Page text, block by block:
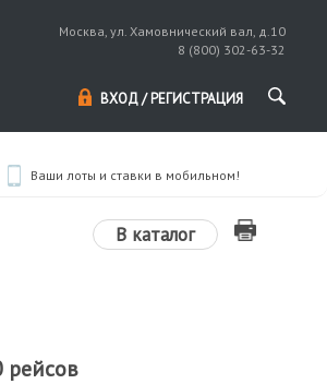
Москва, ул. Хамовнический вал, д.10
8 (800) 302-63-32
ВХОД / РЕГИСТРАЦИЯ
Ваши лоты и ставки в мобильном!
В каталог
рейсов